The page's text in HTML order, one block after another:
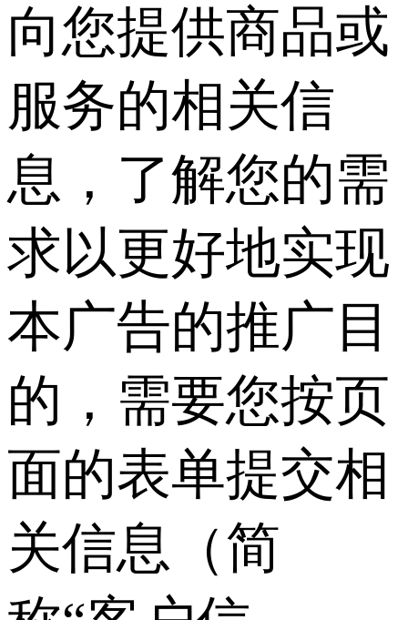
向您提供商品或
服务的相关信
息，了解您的需
求以更好地实现
本广告的推广目
的，需要您按页
面的表单提交相
关信息（简